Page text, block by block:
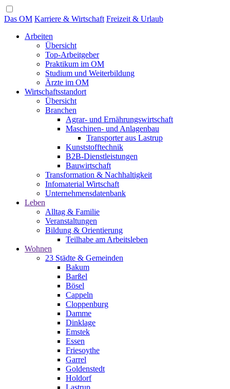
Das OM Karriere & Wirtschaft Freizeit & Urlaub
Arbeiten
Übersicht
Top-Arbeitgeber
Praktikum im OM
Studium und Weiterbildung
Ärzte im OM
Wirtschaftsstandort
Übersicht
Branchen
Agrar- und Ernährungswirtschaft
Maschinen- und Anlagenbau
Transporter aus Lastrup
Kunststofftechnik
B2B-Dienstleistungen
Bauwirtschaft
Transformation & Nachhaltigkeit
Infomaterial Wirtschaft
Unternehmensdatenbank
Leben
Alltag & Familie
Veranstaltungen
Bildung & Orientierung
Teilhabe am Arbeitsleben
Wohnen
23 Städte & Gemeinden
Bakum
Barßel
Bösel
Cappeln
Cloppenburg
Damme
Dinklage
Emstek
Essen
Friesoythe
Garrel
Goldenstedt
Holdorf
Lastrup